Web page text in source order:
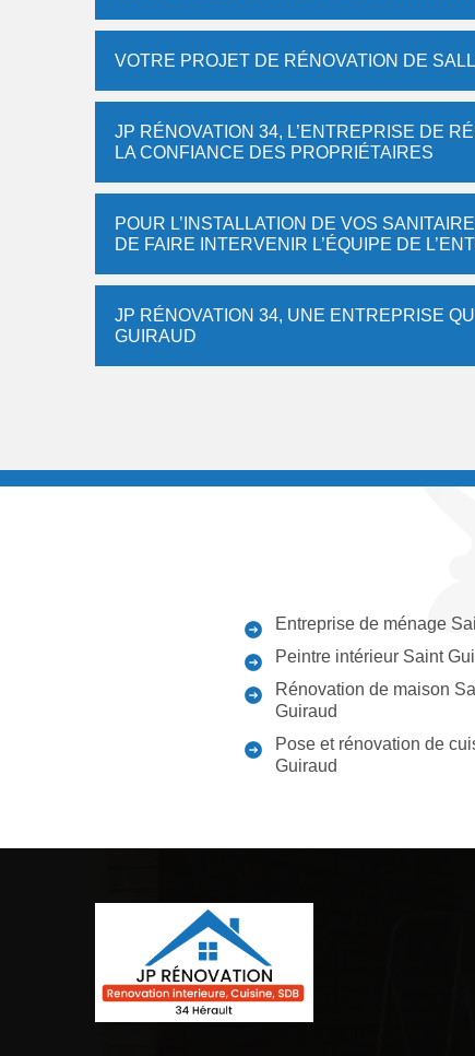
VOTRE PROJET DE RÉNOVATION DE
JP RÉNOVATION 34, L’ENTREPRISE DE
LA CONFIANCE DES PROPRIÉTAIRES
POUR L’INSTALLATION DE VOS
DE FAIRE INTERVENIR L’ÉQUIPE DE
JP RÉNOVATION 34, UNE ENTREPRISE
GUIRAUD
Entreprise de ménage
Peintre intérieur Saint
Rénovation de maison
Guiraud
Pose et rénovation de
Guiraud